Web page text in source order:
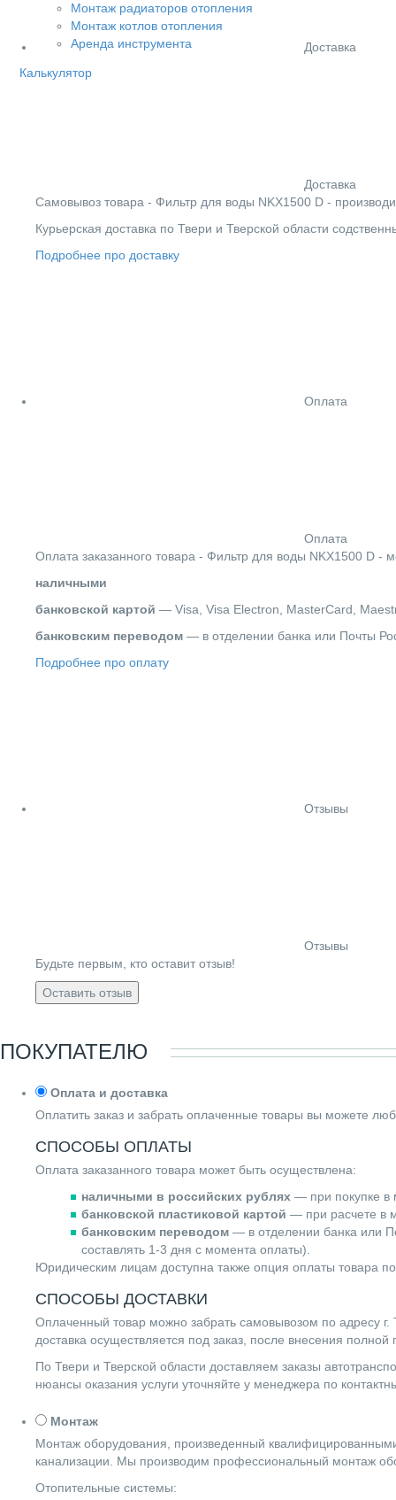
Монтаж радиаторов отопления
Монтаж котлов отопления
Аренда инструмента
Калькулятор
Доставка
Доставка
Cамовывоз товара - Фильтр для воды NKX1500 D -
Курьерская доставка по Твери и Тверской области
Подробнее про доставку
Оплата
Оплата
Оплата заказанного товара - Фильтр для воды NKX1500 D -
наличными
банковской картой — Visa, Visa Electron, MasterCard,
банковским переводом — в отделении банка или Почты
Подробнее про оплату
Отзывы
Отзывы
Будьте первым, кто оставит отзыв!
Оставить отзыв
ПОКУПАТЕЛЮ
Оплата и доставка
Оплатить заказ и забрать оплаченные товары вы можете
СПОСОБЫ ОПЛАТЫ
Оплата заказанного товара может быть осуществлена:
наличными в российских рублях — при покупке в
банковской пластиковой картой — при расчете в
банковским переводом — в отделении банка или
составлять 1-3 дня с момента оплаты).
Юридическим лицам доступна также опция оплаты товара
СПОСОБЫ ДОСТАВКИ
Оплаченный товар можно забрать самовывозом по адресу г.
доставка осуществляется под заказ, после внесения полной
По Твери и Тверской области доставляем заказы
нюансы оказания услуги уточняйте у менеджера по
Монтаж
Монтаж оборудования, произведенный
канализации. Мы производим профессиональный монтаж
Отопительные системы: